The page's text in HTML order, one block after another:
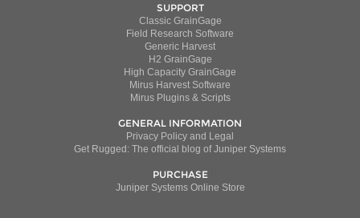
SUPPORT
Classic GrainGage
Field Research Software
Generic Harvest
H2 GrainGage
High Capacity GrainGage
Mirus Harvest Software
Mirus Plugins & Scripts
GENERAL INFORMATION
Privacy Policy and Legal
Get Rugged: The official blog of Juniper Systems
PURCHASE
Juniper Systems Online Store